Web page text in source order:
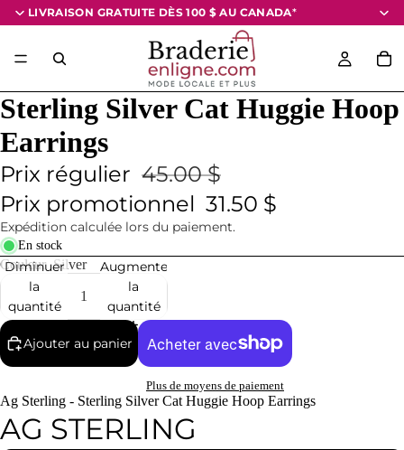
LIVRAISON GRATUITE DÈS 100 $ AU CANADA*
Sterling Silver Cat Huggie Hoop
Earrings
Prix régulier 45.00 $
Prix promotionnel 31.50 $
Expédition calculée lors du paiement.
En stock
Couleur Silver
Diminuer
la
quantité
Augmenter
la
quantité
Ajouter au panier
Plus de moyens de paiement
Ag Sterling - Sterling Silver Cat Huggie Hoop Earrings
AG STERLING